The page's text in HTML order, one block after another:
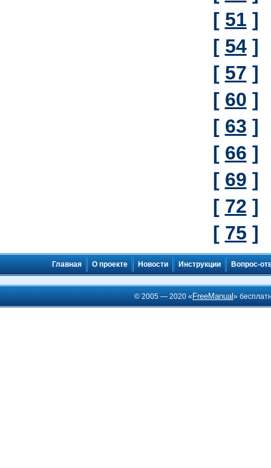
[ 51 ]
[ 54]
[ 57 ]
[ 60 ]
[ 63 ]
[ 66 ]
[ 69 ]
[ 72 ]
[ 75 ]
Главная О проекте Новости Инструкции Вопрос-
© 2005 — 2020 « FreeManual»